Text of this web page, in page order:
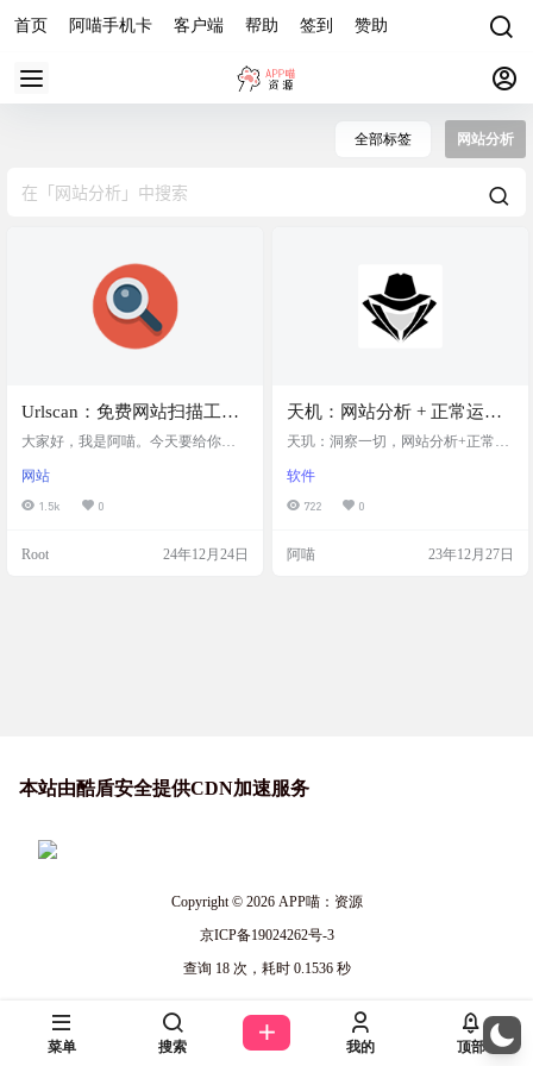
首页 阿喵手机卡 客户端 帮助 签到 赞助
全部标签 网站分析
Urlscan：免费网站扫描工
具，在线检测网页链接相关
得网页链接相关的概述和检
测结果，提供更直观的测试
大家好，我是阿喵。今天要给你们
——Urlscan.io。这是一个网页沙
盒，可以快速检查网站上各种与链
果，包括IP地址、包含的IP数量、连
网站
1.5k 0
Root 24年12月24日
天机：网站分析 + 正常运行
时间监控 + 服务器状态
天玑：洞察一切，网站分析+正常运
一个 GA 替代品 Tianji = Website analy
tics + Uptime Monitor + Server Status
✔ Open Source 软件下载 github：http
软件
722 0
阿喵 23年12月27日
本站由酷盾安全提供CDN加速服务
Copyright © 2026APP喵：资源
京ICP备19024262号-3
查询 18 次，耗时 0.1536 秒
菜单 搜索 我的 顶部